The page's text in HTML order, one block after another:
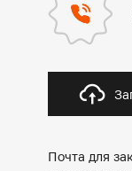
Почта для